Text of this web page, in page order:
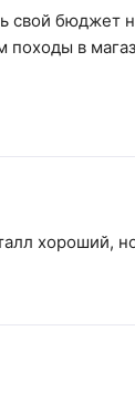
свой бюджет
в
хороший,